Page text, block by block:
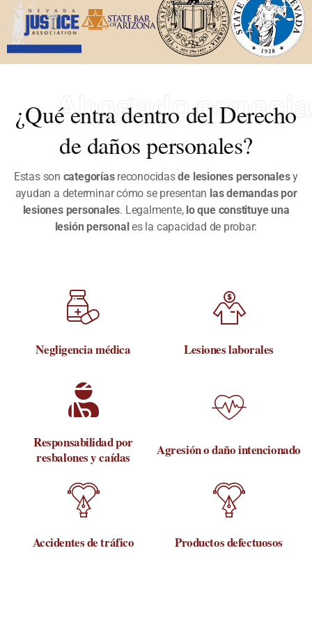
Abogado
¿Qué entra dentro del Derecho
de daños personales?
Estas son categoríasreconocidasde lesiones personalesy
ayudan a determinar cómo se presentan las demandas por
lesiones personales. Legalmente, lo que constituye una
lesión personales la capacidad de probar:
Negligencia médica Lesiones laborales
Responsabilidad por
resbalones y caídas
Agresión o daño intencionado
Accidentes de tráfico Productos defectuosos